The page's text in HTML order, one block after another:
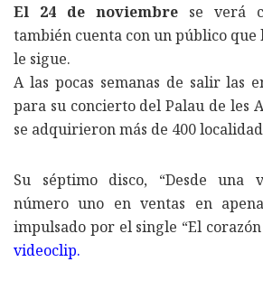
El 24 de noviembre se verá
también cuenta con un público que
le sigue.
A las pocas semanas de salir las
para su concierto del Palau de les
se adquirieron más de 400
Su séptimo disco, “Desde una
número uno en ventas en
impulsado por el single “El
videoclip.